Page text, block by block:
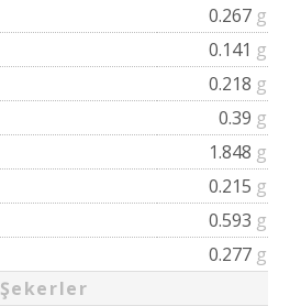
0.267 g
0.141 g
0.218 g
0.39 g
1.848 g
0.215 g
0.593 g
0.277 g
Şekerler